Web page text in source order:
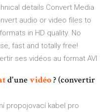
details Convert Media
audio or video files to
in HD quality. No
fast and totally free!
ses vidéos au format AVI
d'unevidéo? (convertir
propojovací kabel pro